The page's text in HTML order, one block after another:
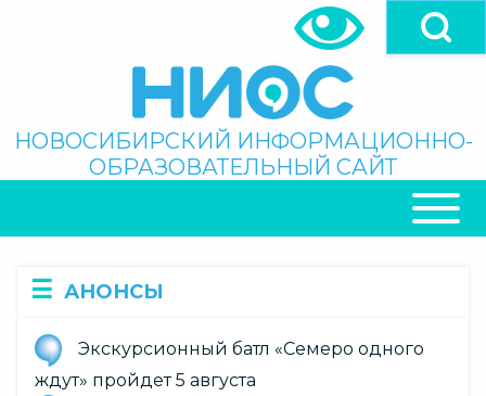
Поиск
НОВОСИБИРСКИЙ ИНФОРМАЦИОННО-
ОБРАЗОВАТЕЛЬНЫЙ САЙТ
НАВИГАЦИЯ
АНОНСЫ
Экскурсионный батл «Семеро одного
ждут» пройдет 5 августа